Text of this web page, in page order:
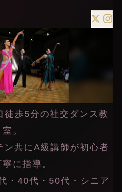
徒歩5分の社交ダンス教
室。
ン共にA級講師が初心者
に指導。
・40代・50代・シニア